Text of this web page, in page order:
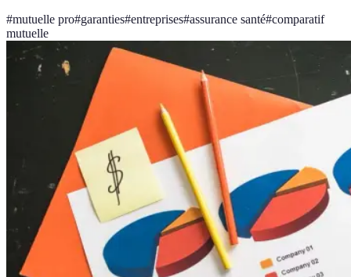
#mutuelle pro#garanties#entreprises#assurance santé#comparatif
mutuelle